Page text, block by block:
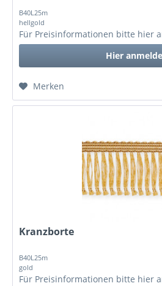
B40L25m
hellgold
Für Preisinformationen bitte hier
Hier
Merken
Kranzborte
B40L25m
gold
Für Preisinformationen bitte hier